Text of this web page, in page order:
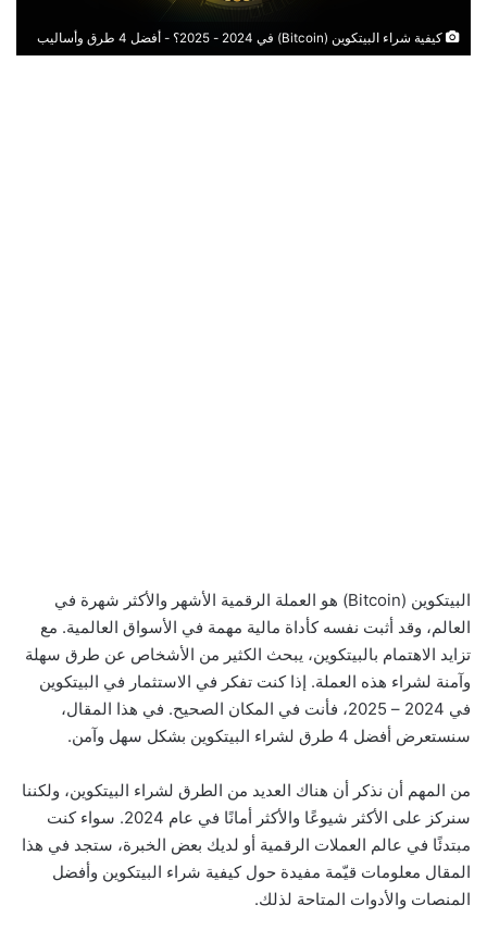
كيفية شراء البيتكوين (Bitcoin) في 2024 - 2025؟ - أفضل 4 طرق وأساليب
البيتكوين (Bitcoin) هو العملة الرقمية الأشهر والأكثر شهرة في
العالم، وقد أثبت نفسه كأداة مالية مهمة في الأسواق العالمية. مع
تزايد الاهتمام بالبيتكوين، يبحث الكثير من الأشخاص عن طرق سهلة
وآمنة لشراء هذه العملة. إذا كنت تفكر في الاستثمار في البيتكوين
في 2024 – 2025، فأنت في المكان الصحيح. في هذا المقال،
سنستعرض أفضل 4 طرق لشراء البيتكوين بشكل سهل وآمن.
من المهم أن نذكر أن هناك العديد من الطرق لشراء البيتكوين، ولكننا
سنركز على الأكثر شيوعًا والأكثر أمانًا في عام 2024. سواء كنت
مبتدئًا في عالم العملات الرقمية أو لديك بعض الخبرة، ستجد في هذا
المقال معلومات قيّمة مفيدة حول كيفية شراء البيتكوين وأفضل
المنصات والأدوات المتاحة لذلك.